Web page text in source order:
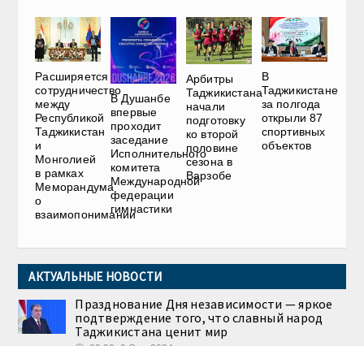
Расширяется
сотрудничество
между
Республикой
Таджикистан
и
Монголией
в рамках
Меморандума
о
взаимопонимании
В Душанбе
впервые
проходит
заседание
Исполнительного
комитета
Международной
федерации
гимнастики
Арбитры
Таджикистана
начали
подготовку
ко второй
половине
сезона в
Варзобе
В
Таджикистане
за полгода
открыли 87
спортивных
объектов
АКТУАЛЬНЫЕ НОВОСТИ
Празднование Дня независимости — яркое
подтверждение того, что славный народ
Таджикистана ценит мир